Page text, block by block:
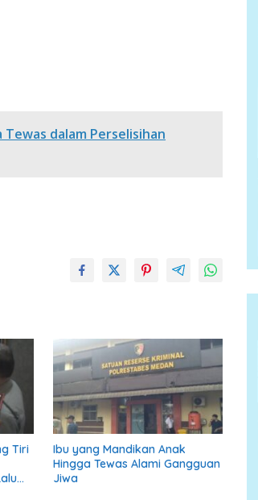
dalam Perselisihan
Tiri
Ibu yang Mandikan Anak
Hingga Tewas Alami Gangguan
Jiwa